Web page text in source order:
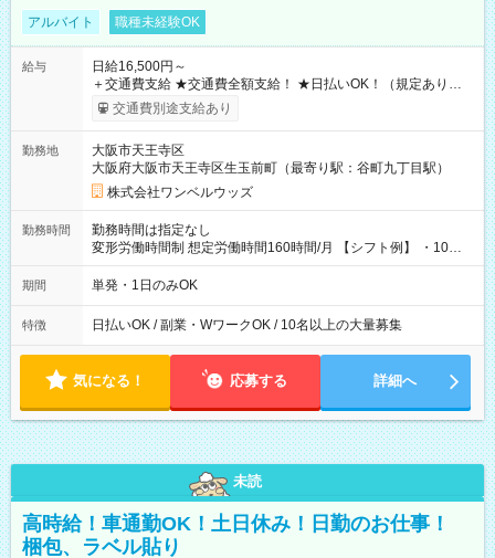
アルバイト 職種未経験OK
給与
日給16,500円～
＋交通費支給 ★交通費全額支給！ ★日払いOK！（規定あり） ┗
働いたその日に現金GET♪ お仕事後はコンビニATMから 日払
交通費別途支給あり
勤務地
大阪市天王寺区
大阪府大阪市天王寺区生玉前町（最寄り駅：谷町九丁目駅）
株式会社ワンベルウッズ
勤務時間
勤務時間は指定なし
変形労働時間制 想定労働時間160時間/月 【シフト例】 ・10：
00～20：00
期間 単発・1日のみOK
特徴 日払いOK / 副業・WワークOK / 10名以上の大量募集
気になる！ 応募する 詳細へ
未読
高時給！車通勤OK！土日休み！日勤のお仕事！
梱包、ラベル貼り